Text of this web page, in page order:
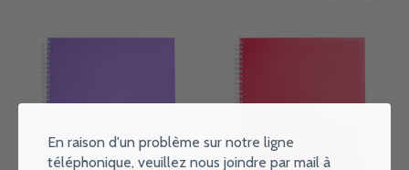
En raison d'un problème sur notre ligne
téléphonique, veuillez nous joindre par mail à